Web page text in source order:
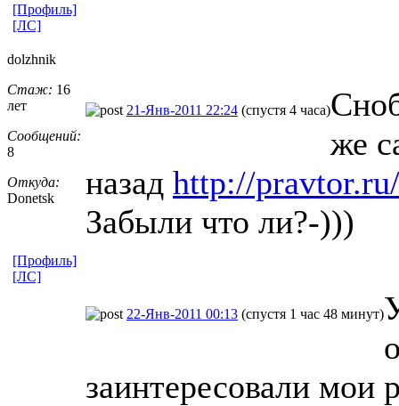
[Профиль]
[ЛС]
dolzhnik
Стаж: 16
лет
Сообщений:
8
Откуда:
Donetsk
21-Янв-2011 22:24 (спустя 4 часа)
же
назад http://
Забыли что ли?-)))
[Профиль]
[ЛС]
22-Янв-2011 00:13 (спустя 1 час 48 минут)
заинтересовали мои